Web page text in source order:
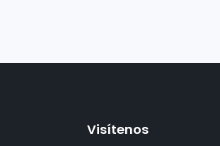
Visítenos